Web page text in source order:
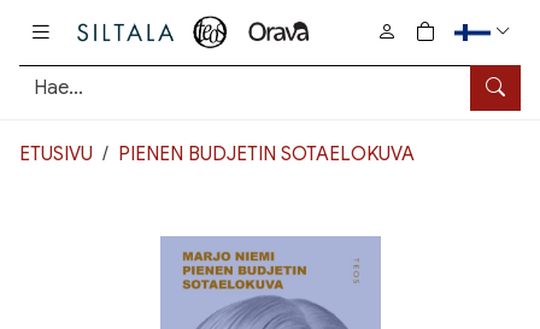
Hae
0
tuotetta
ETUSIVU PIENEN BUDJETIN SOTAELOKUVA